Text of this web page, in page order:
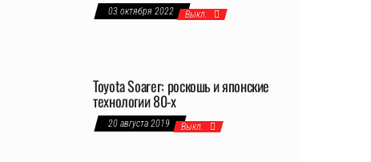
03 октября 2022 Выкл.
Toyota Soarer: роскошь и японские
технологии 80-х
20 августа 2019 Выкл.